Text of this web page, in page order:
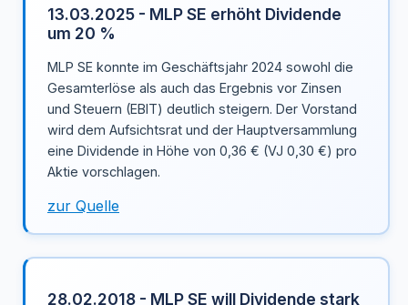
13.03.2025 - MLP SE erhöht Dividende
um 20 %
MLP SE konnte im Geschäftsjahr 2024 sowohl die
Gesamterlöse als auch das Ergebnis vor Zinsen
und Steuern (EBIT) deutlich steigern. Der Vorstand
wird dem Aufsichtsrat und der Hauptversammlung
eine Dividende in Höhe von 0,36 € (VJ 0,30 €) pro
Aktie vorschlagen.
zur Quelle
28.02.2018 - MLP SE will Dividende stark